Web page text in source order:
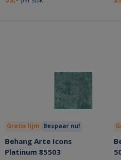
Gratis lijm Bespaar nu!
Behang Arte Icons
Platinum 85503